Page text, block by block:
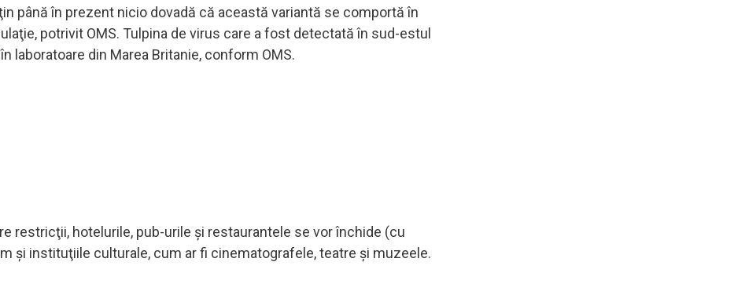
până în prezent nicio dovadă că această variantă se comportă în
potrivit OMS. Tulpina de virus care a fost detectată în sud-estul
laboratoare din Marea Britanie, conform OMS.
restricţii, hotelurile, pub-urile şi restaurantele se vor închide (cu
şi instituţiile culturale, cum ar fi cinematografele, teatre şi muzeele.